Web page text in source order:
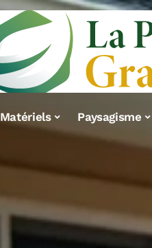
Matériels Paysagisme